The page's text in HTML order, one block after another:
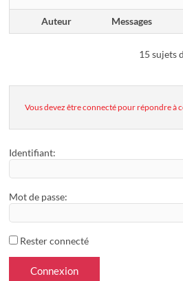
Auteur Messages
15 sujets
Vous devez être connecté pour répondre à
Identifiant:
Mot de passe:
Rester connecté
Connexion